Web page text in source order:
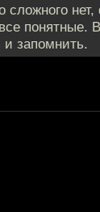
сложного
понятные.
и запомнить.